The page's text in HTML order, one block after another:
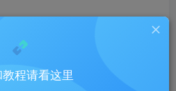
程请看这里